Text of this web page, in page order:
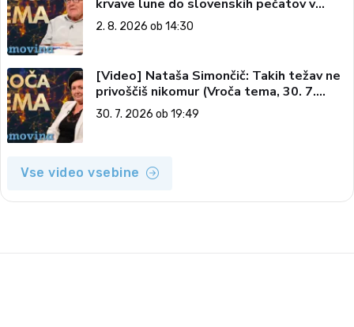
krvave lune do slovenskih pečatov v
vesolju (Vroča tema, 2. 8. 2026)
2. 8. 2026 ob 14:30
[Video] Nataša Simončič: Takih težav ne
privoščiš nikomur (Vroča tema, 30. 7.
2026)
30. 7. 2026 ob 19:49
Vse video vsebine